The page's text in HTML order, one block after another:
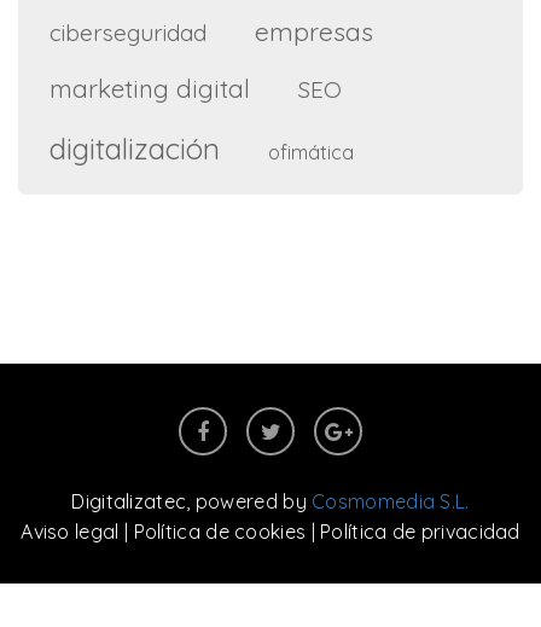
ciberseguridad
empresas
marketing digital
SEO
digitalización ofimática
Digitalizatec, powered by Cosmomedia S.L.
Aviso legal
Política de cookies Política de privacidad